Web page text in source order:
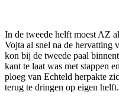
In de tweede helft moest AZ
Vojta al snel na de hervatting
kon bij de tweede paal
kant te laat was met stappen
ploeg van Echteld herpakte
terug te dringen op eigen helft.